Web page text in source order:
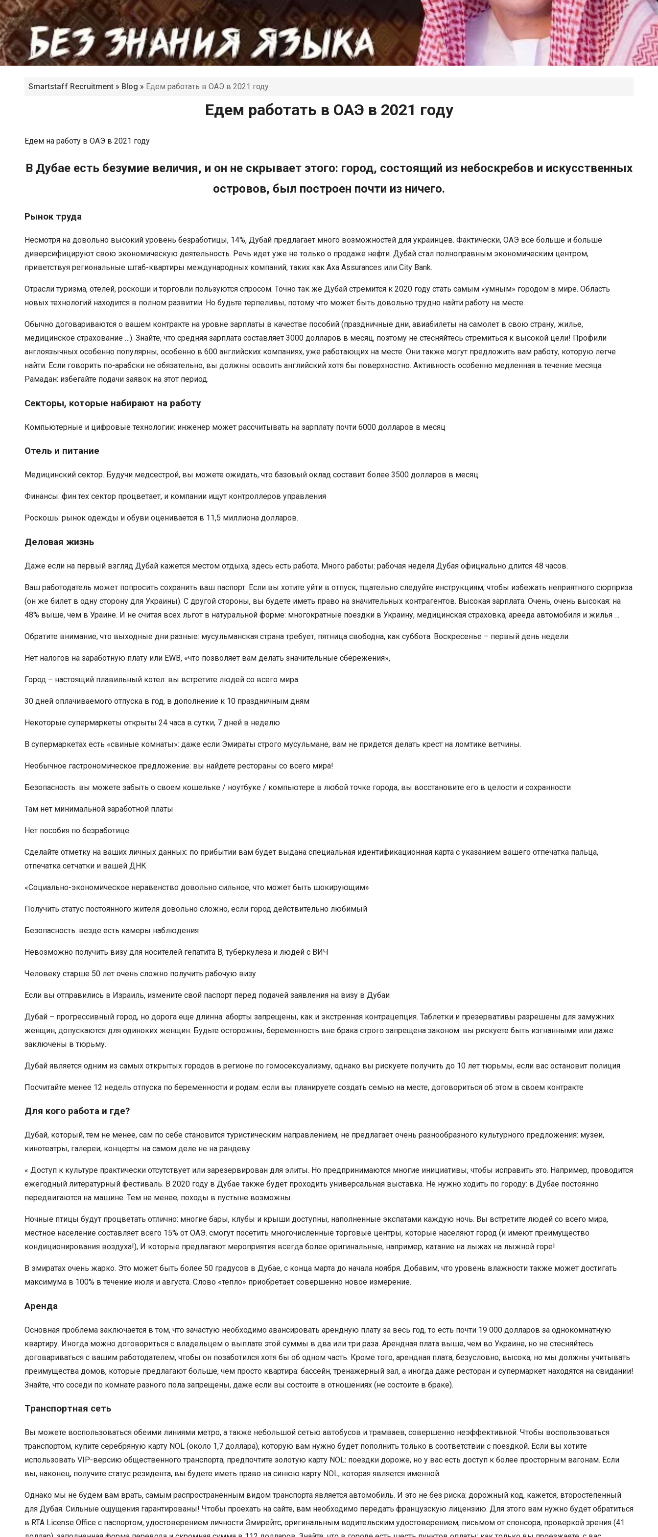
Smartstaff Recruitment » Blog » Едем работать в ОАЭ в 2021 году
Едем работать в ОАЭ в 2021 году
Едем на работу в ОАЭ в 2021 году
В Дубае есть безумие величия, и он не скрывает этого: город, состоящий из небоскребов и искусственных
островов, был построен почти из ничего.
Рынок труда
Несмотря на довольно высокий уровень безработицы, 14%, Дубай предлагает много возможностей для украинцев. Фактически, ОАЭ все больше и больше
диверсифицируют свою экономическую деятельность. Речь идет уже не только о продаже нефти. Дубай стал полноправным экономическим центром,
приветствуя региональные штаб-квартиры международных компаний, таких как Axa Assurances или City Bank.
Отрасли туризма, отелей, роскоши и торговли пользуются спросом. Точно так же Дубай стремится к 2020 году стать самым «умным» городом в мире. Область
новых технологий находится в полном развитии. Но будьте терпеливы, потому что может быть довольно трудно найти работу на месте.
Обычно договариваются о вашем контракте на уровне зарплаты в качестве пособий (праздничные дни, авиабилеты на самолет в свою страну, жилье,
медицинское страхование …). Знайте, что средняя зарплата составляет 3000 долларов в месяц, поэтому не стесняйтесь стремиться к высокой цели! Профили
англоязычных особенно популярны, особенно в 600 английских компаниях, уже работающих на месте. Они также могут предложить вам работу, которую легче
найти. Если говорить по-арабски не обязательно, вы должны освоить английский хотя бы поверхностно. Активность особенно медленная в течение месяца
Рамадан: избегайте подачи заявок на этот период.
Секторы, которые набирают на работу
Компьютерные и цифровые технологии: инженер может рассчитывать на зарплату почти 6000 долларов в месяц
Отель и питание
Медицинский сектор. Будучи медсестрой, вы можете ожидать, что базовый оклад составит более 3500 долларов в месяц.
Финансы: фин.тех сектор процветает, и компании ищут контроллеров управления
Роскошь: рынок одежды и обуви оценивается в 11,5 миллиона долларов.
Деловая жизнь
Даже если на первый взгляд Дубай кажется местом отдыха, здесь есть работа. Много работы: рабочая неделя Дубая официально длится 48 часов.
Ваш работодатель может попросить сохранить ваш паспорт. Если вы хотите уйти в отпуск, тщательно следуйте инструкциям, чтобы избежать неприятного сюрприза
(он же билет в одну сторону для Украины). С другой стороны, вы будете иметь право на значительных контрагентов. Высокая зарплата. Очень, очень высокая: на
48% выше, чем в Ураине. И не считая всех льгот в натуральной форме: многократные поездки в Украину, медицинская страховка, арееда автомобиля и жилья …
Обратите внимание, что выходные дни разные: мусульманская страна требует, пятница свободна, как суббота. Воскресенье – первый день недели.
Нет налогов на заработную плату или EWB, «что позволяет вам делать значительные сбережения»,
Город – настоящий плавильный котел: вы встретите людей со всего мира
30 дней оплачиваемого отпуска в год, в дополнение к 10 праздничным дням
Некоторые супермаркеты открыты 24 часа в сутки, 7 дней в неделю
В супермаркетах есть «свиные комнаты»: даже если Эмираты строго мусульмане, вам не придется делать крест на ломтике ветчины.
Необычное гастрономическое предложение: вы найдете рестораны со всего мира!
Безопасность: вы можете забыть о своем кошельке / ноутбуке / компьютере в любой точке города, вы восстановите его в целости и сохранности
Там нет минимальной заработной платы
Нет пособия по безработице
Сделайте отметку на ваших личных данных: по прибытии вам будет выдана специальная идентификационная карта с указанием вашего отпечатка пальца,
отпечатка сетчатки и вашей ДНК
«Социально-экономическое неравенство довольно сильное, что может быть шокирующим»
Получить статус постоянного жителя довольно сложно, если город действительно любимый
Безопасность: везде есть камеры наблюдения
Невозможно получить визу для носителей гепатита В, туберкулеза и людей с ВИЧ
Человеку старше 50 лет очень сложно получить рабочую визу
Если вы отправились в Израиль, измените свой паспорт перед подачей заявления на визу в Дубаи
Дубай – прогрессивный город, но дорога еще длинна: ​​аборты запрещены, как и экстренная контрацепция. Таблетки и презервативы разрешены для замужних
женщин, допускаются для одиноких женщин. Будьте осторожны, беременность вне брака строго запрещена законом: вы рискуете быть изгнанными или даже
заключены в тюрьму.
Дубай является одним из самых открытых городов в регионе по гомосексуализму, однако вы рискуете получить до 10 лет тюрьмы, если вас остановит полиция.
Посчитайте менее 12 недель отпуска по беременности и родам: если вы планируете создать семью на месте, договориться об этом в своем контракте
Для кого работа и где?
Дубай, который, тем не менее, сам по себе становится туристическим направлением, не предлагает очень разнообразного культурного предложения: музеи,
кинотеатры, галереи, концерты на самом деле не на рандеву.
« Доступ к культуре практически отсутствует или зарезервирован для элиты. Но предпринимаются многие инициативы, чтобы исправить это. Например, проводится
ежегодный литературный фестиваль. В 2020 году в Дубае также будет проходить универсальная выставка. Не нужно ходить по городу: в Дубае постоянно
передвигаются на машине. Тем не менее, походы в пустыне возможны.
Ночные птицы будут процветать отлично: многие бары, клубы и крыши доступны, наполненные экспатами каждую ночь. Вы встретите людей со всего мира,
местное население составляет всего 15% от ОАЭ. смогут посетить многочисленные торговые центры, которые населяют город (и имеют преимущество
кондиционирования воздуха!), И которые предлагают мероприятия всегда более оригинальные, например, катание на лыжах на лыжной горе!
В эмиратах очень жарко. Это может быть более 50 градусов в Дубае, с конца марта до начала ноября. Добавим, что уровень влажности также может достигать
максимума в 100% в течение июля и августа. Слово «тепло» приобретает совершенно новое измерение.
Аренда
Основная проблема заключается в том, что зачастую необходимо авансировать арендную плату за весь год, то есть почти 19 000 долларов за однокомнатную
квартиру. Иногда можно договориться с владельцем о выплате этой суммы в два или три раза. Арендная плата выше, чем во Украине, но не стесняйтесь
договариваться с вашим работодателем, чтобы он позаботился хотя бы об одном часть. Кроме того, арендная плата, безусловно, высока, но мы должны учитывать
преимущества домов, которые предлагают больше, чем просто квартира: бассейн, тренажерный зал, а иногда даже ресторан и супермаркет находятся на свидании!
Знайте, что соседи по комнате разного пола запрещены, даже если вы состоите в отношениях (не состоите в браке).
Транспортная сеть
Вы можете воспользоваться обеими линиями метро, ​​а также небольшой сетью автобусов и трамваев, совершенно неэффективной. Чтобы воспользоваться
транспортом, купите серебряную карту NOL (около 1,7 доллара), которую вам нужно будет пополнить только в соответствии с поездкой. Если вы хотите
использовать VIP-версию общественного транспорта, предпочтите золотую карту NOL: поездки дороже, но у вас есть доступ к более просторным вагонам. Если
вы, наконец, получите статус резидента, вы будете иметь право на синюю карту NOL, которая является именной.
Однако мы не будем вам врать, самым распространенным видом транспорта является автомобиль. И это не без риска: дорожный код, кажется, второстепенный
для Дубая. Сильные ощущения гарантированы! Чтобы проехать на сайте, вам необходимо передать французскую лицензию. Для этого вам нужно будет обратиться
в RTA License Office с паспортом, удостоверением личности Эмирейтс, оригинальным водительским удостоверением, письмом от спонсора, проверкой зрения (41